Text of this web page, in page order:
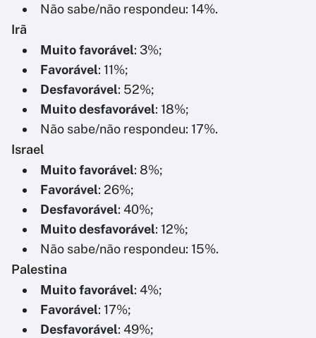
Não sabe/não respondeu: 14%.
Irã
Muito favorável: 3%;
Favorável: 11%;
Desfavorável: 52%;
Muito desfavorável: 18%;
Não sabe/não respondeu: 17%.
Israel
Muito favorável: 8%;
Favorável: 26%;
Desfavorável: 40%;
Muito desfavorável: 12%;
Não sabe/não respondeu: 15%.
Palestina
Muito favorável: 4%;
Favorável: 17%;
Desfavorável: 49%;